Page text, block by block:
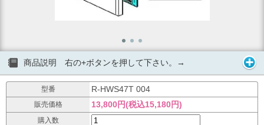
商品説明 右の+ボタンを押して下さい。→
型番 R-HWS47T 004
販売価格 13,800円(税込15,180円)
購入数